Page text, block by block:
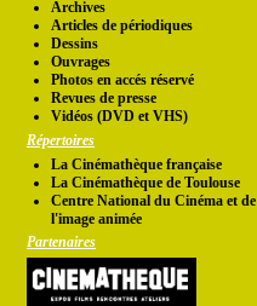
Archives
Articles de périodiques
Dessins
Ouvrages
Photos en accés réservé
Revues de presse
Vidéos (DVD et VHS)
Répertoires
La Cinémathèque française
La Cinémathèque de Toulouse
Centre National du Cinéma et de
l'image animée
Partenaires